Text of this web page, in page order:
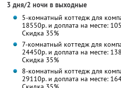
3 дня/2 ночи в выходные
5-комнатный коттедж для
18550р. и доплата на месте:
Скидка 35%
7-комнатный коттедж для
24450р. и доплата на месте:
Скидка 35%
8-комнатный коттедж для
29110р. и доплата на месте: